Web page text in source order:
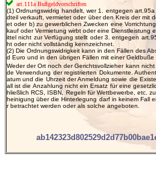
art.111a Bußgeldvorschriften
(1) Ordnungswidrig handelt, wer 1. entgegen
dteil verkauft, vermietet oder über den Kreis der mit
et oder b) zu gewerblichen Zwecken eine
kauf oder Vermietung wirbt oder eine
ittel nicht zur Verfügung stellt oder 3. entgegen
ht oder nicht vollständig kennzeichnet.
(2) Die Ordnungswidrigkeit kann in den Fällen des
d Euro und in den übrigen Fällen mit einer
Weder der Ort noch der Gerichtsvollzieher kann
de Verwendung der registrierten Dokumente.
atum und die Uhrzeit der Anmeldung sowie die
all ist die Anzahlung nicht ein Ersatz für eine
hließlich RCS, ISBN, Regeln für Wettbewerbe, etc.
heinigung über die Hinterlegung darf in keinem Fall
r betrachtet werden oder als solche angeboten.